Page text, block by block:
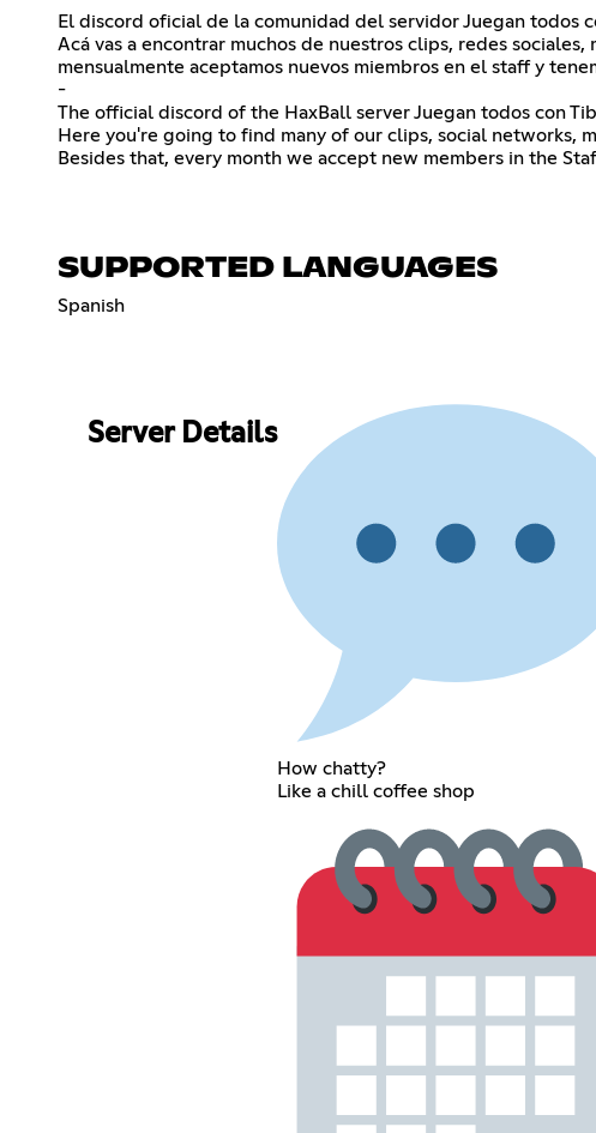
El discord oficial de la comunidad del servidor Juegan todos
Acá vas a encontrar muchos de nuestros clips, redes
mensualmente aceptamos nuevos miembros en el staff y
-
The official discord of the HaxBall server Juegan todos con
Here you're going to find many of our clips, social networks,
Besides that, every month we accept new members in the
SUPPORTED LANGUAGES
Spanish
Server Details
How chatty?
Like a chill coffee shop